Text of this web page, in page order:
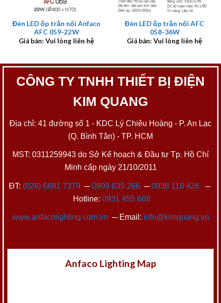
Đèn LED ốp trần nổi Anfaco
AFC 059-22W
Giá bán: Vui lòng liên hệ
Đèn LED ốp trần nổi AFC
058-36W
Giá bán: Vui lòng liên hệ
CÔNG TY TNHH THIẾT BỊ ĐIỆN
KIM QUANG
Địa chỉ: 41 đường số 1 - KDC Lý Chiêu Hoàng - P. An Lạc
(Q. Bình Tân) - TP. HCM
MST: 0311259943 do Sở Kế hoạch & Đầu tư Tp. Hồ Chí
Minh cấp ngày 21/10/2011
ĐT: (028) 6681 7379 ─0909 635 266─0938 118 428─
Hotline: 0931 455 668
www.anfacolighting.com.vn ─ Email: info@kimquang.vn
Anfaco Lighting Map